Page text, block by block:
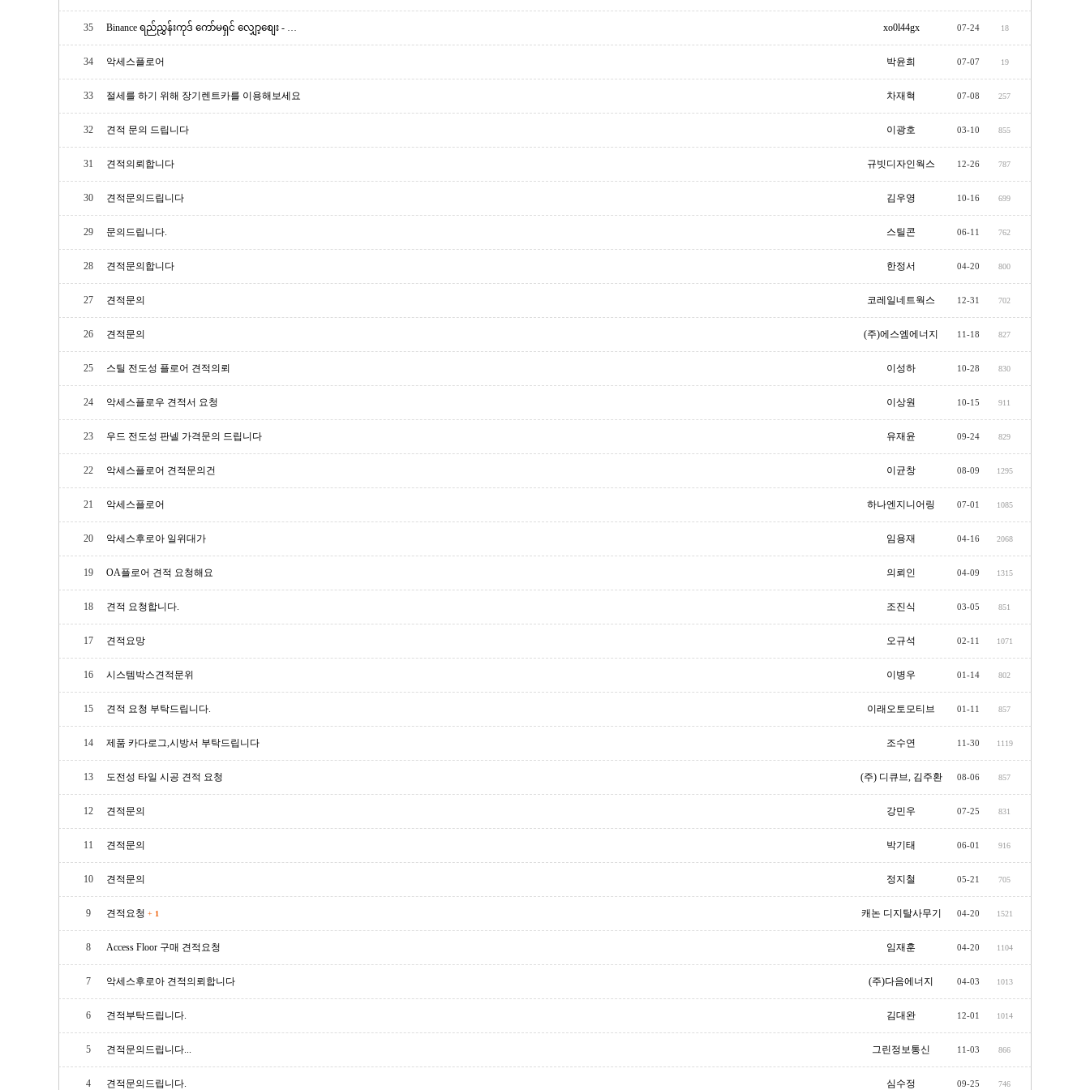
35 Binance ရည်ညွှန်းကုဒ် ကော်မရှင် လျှော့စျေး - … xo0l44gx 07-24 18
34 악세스플로어 박윤희 07-07 19
33 절세를 하기 위해 장기렌트카를 이용해보세요 차재혁 07-08 257
32 견적 문의 드립니다 이광호 03-10 855
31 견적의뢰합니다 규빗디자인웍스 12-26 787
30 견적문의드립니다 김우영 10-16 699
29 문의드립니다. 스틸콘 06-11 762
28 견적문의합니다 한정서 04-20 800
27 견적문의 코레일네트웍스 12-31 702
26 견적문의 (주)에스엠에너지 11-18 827
25 스틸 전도성 플로어 견적의뢰 이성하 10-28 830
24 악세스플로우 견적서 요청 이상원 10-15 911
23 우드 전도성 판넬 가격문의 드립니다 유재윤 09-24 829
22 악세스플로어 견적문의건 이균창 08-09 1295
21 악세스플로어 하나엔지니어링 07-01 1085
20 악세스후로아 일위대가 임용재 04-16 2068
19 OA플로어 견적 요청해요 의뢰인 04-09 1315
18 견적 요청합니다. 조진식 03-05 851
17 견적요망 오규석 02-11 1071
16 시스템박스견적문위 이병우 01-14 802
15 견적 요청 부탁드립니다. 이래오토모티브 01-11 857
14 제품 카다로그,시방서 부탁드립니다 조수연 11-30 1119
13 도전성 타일 시공 견적 요청 (주) 디큐브, 김주환 08-06 857
12 견적문의 강민우 07-25 831
11 견적문의 박기태 06-01 916
10 견적문의 정지철 05-21 705
9 견적요청 + 1 캐논 디지탈사무기 04-20 1521
8 Access Floor 구매 견적요청 임재훈 04-20 1104
7 악세스후로아 견적의뢰합니다 (주)다음에너지 04-03 1013
6 견적부탁드립니다. 김대완 12-01 1014
5 견적문의드립니다... 그린정보통신 11-03 866
4 견적문의드립니다. 심수정 09-25 746